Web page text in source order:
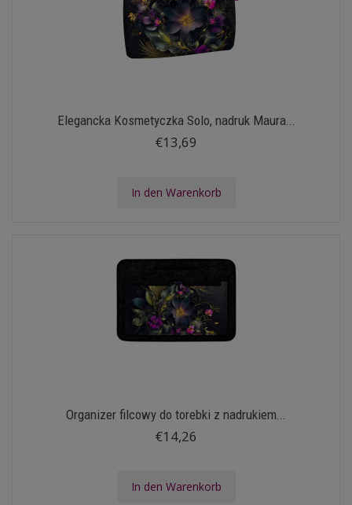
Elegancka Kosmetyczka Solo, nadruk Maura...
€13,69
In den Warenkorb
Organizer filcowy do torebki z nadrukiem...
€14,26
In den Warenkorb